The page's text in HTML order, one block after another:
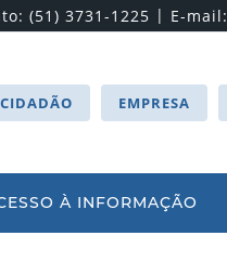
(51) 3731-1225 | E-mail:
CIDADÃO EMPRESA
À INFORMAÇÃO